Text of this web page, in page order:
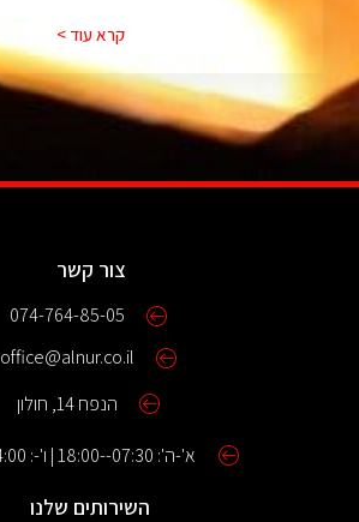
קרא עוד >
צור קשר
074-764-85-05
office@alnur.co.il
הנפח 14, חולון
א'-ה': 07:30--18:00 | ו'-: 07:30-14:00
השירותים שלנו